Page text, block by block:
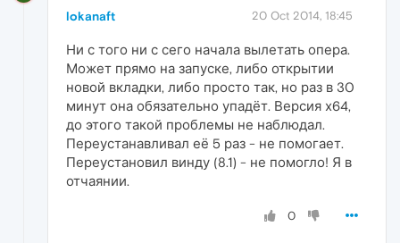
lokanaft 20 Oct 2014, 18:45
Ни с того ни с сего начала вылетать опера.
Может прямо на запуске, либо открытии
новой вкладки, либо просто так, но раз в 30
минут она обязательно упадёт. Версия х64,
до этого такой проблемы не наблюдал.
Переустанавливал её 5 раз - не помогает.
Переустановил винду (8.1) - не помогло! Я в
отчаянии.
0